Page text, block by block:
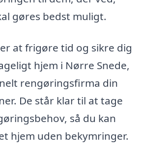
gøres bedst muligt.
at frigøre tid og sikre dig
hjem i Nørre Snede,
rengøringsfirma din
De står klar til at tage
så du kan
hjem uden bekymringer.